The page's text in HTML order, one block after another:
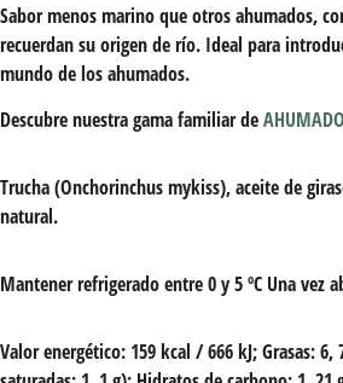
Sabor menos marinoque otros ahumados,
recuerdan su origen de río. Ideal para
mundo de los ahumados.
Descubre nuestra gama familiar de
Trucha (Onchorinchus mykiss), aceite de
natural.
Mantener refrigerado entre 0 y 5 ºC Una vez
Valor energético: 159 kcal / 666 kJ; Grasas: 6,